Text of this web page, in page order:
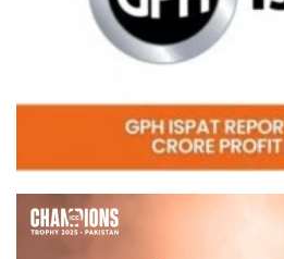
Video
Player